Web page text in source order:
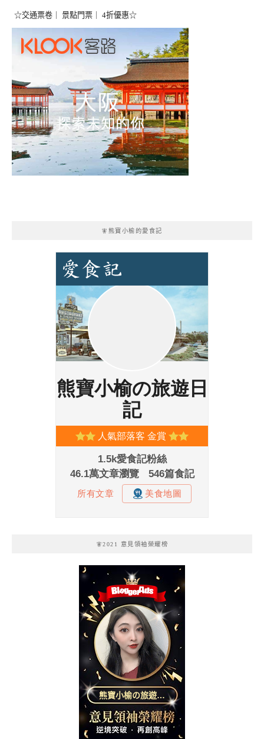
☆交通票卷｜ 景點門票｜ 4折優惠☆
🧚熊寶小榆的愛食記
🧚2021 意見領袖榮耀榜
熊寶小榆の旅遊日
記